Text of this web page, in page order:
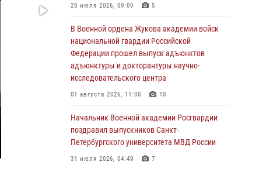
27 июля 2026, 14:49 7
Военная академия информирует!
23 июля 2026, 04:51
Курсант Военной академии войск
национальной гвардии принял участие в
профориентационной встрече в Иверском
22 июля 2026, 09:41 6
Мастер‑класс по стрельбе: точность, тактика,
профессионализм
28 июля 2026, 09:09 5
В Военной ордена Жукова академии войск
национальной гвардии Российской
Федерации прошел выпуск адъюнктов
адъюнктуры и докторантуры научно-
исследовательского центра
01 августа 2026, 11:00 10
Начальник Военной академии Росгвардии
поздравил выпускников Санкт-
Петербургского университета МВД России
31 июля 2026, 04:49 7